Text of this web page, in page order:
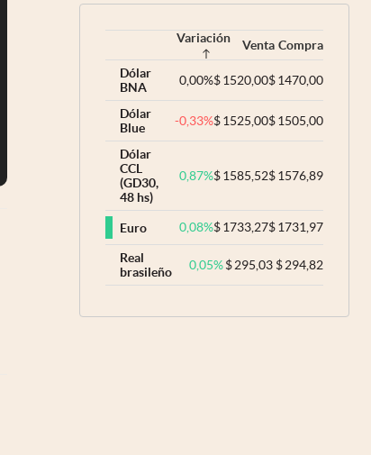
Variación Venta Compra
Dólar
BNA
0,00%$1520,00$1470,00
Dólar
Blue
-0,33%$1525,00$1505,00
Dólar
CCL
(GD30,
48 hs)
0,87%$1585,52$1576,89
Euro 0,08%$1733,27$1731,97
Real
brasileño
0,05% $295,03 $294,82